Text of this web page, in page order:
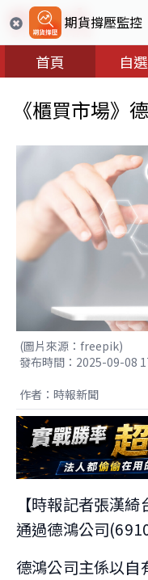
期貨撐壓監控
首頁 自
《櫃買市場》
(圖片來源：freepik)
發布時間：2025-09-08
作者：時報新聞
【時報記者張漢
通過德鴻公司
德鴻公司主係以自